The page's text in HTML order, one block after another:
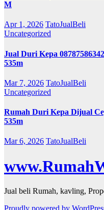
M
Apr 1, 2026 TatoJualBeli
Uncategorized
Jual Duri Kepa
535m
Mar 7, 2026 TatoJualBeli
Uncategorized
Rumah Duri Kepa Dijual
535m
Mar 6, 2026 TatoJualBeli
Jual beli Rumah, kavling,